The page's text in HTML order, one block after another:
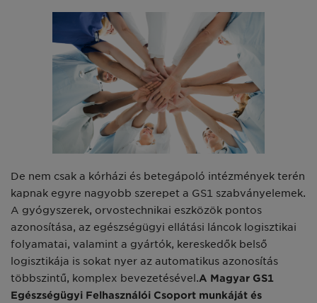
De nem csak a kórházi és betegápoló intézmények terén
kapnak egyre nagyobb szerepet a GS1 szabványelemek.
A gyógyszerek, orvostechnikai eszközök pontos
azonosítása, az egészségügyi ellátási láncok logisztikai
folyamatai, valamint a gyártók, kereskedők belső
logisztikája is sokat nyer az automatikus azonosítás
többszintű, komplex bevezetésével.A Magyar GS1
Egészségügyi Felhasználói Csoport munkáját és